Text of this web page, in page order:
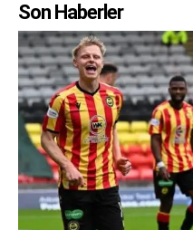
Son Haberler